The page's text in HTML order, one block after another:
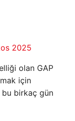
2025
olan GAP
için
birkaç gün